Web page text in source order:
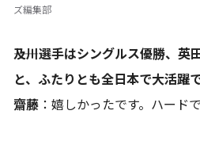
ズ編集部
――及川選手はシングルス優勝、
と、ふたりとも全日本で大活躍
齋藤 ：嬉しかったです。ハード